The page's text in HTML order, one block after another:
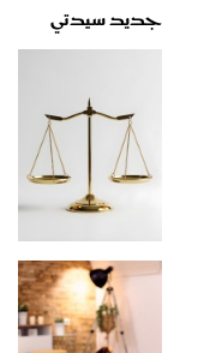
جديد سيدتي